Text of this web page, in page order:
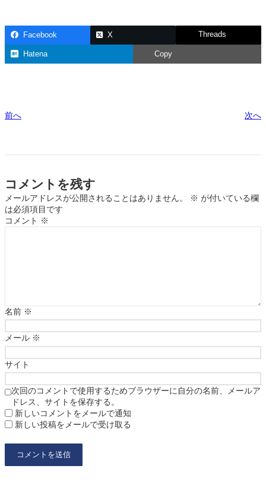
Facebook X Threads
Hatena Copy
前へ 次へ
コメントを残す
メールアドレスが公開されることはありません。 ※ が付いている欄
は必須項目です
コメント ※
名前 ※
メール ※
サイト
次回のコメントで使用するためブラウザーに自分の名前、メールア
ドレス、サイトを保存する。
新しいコメントをメールで通知
新しい投稿をメールで受け取る